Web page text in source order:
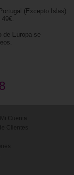
(Excepto Islas)
de Europa se
Cuenta
Clientes